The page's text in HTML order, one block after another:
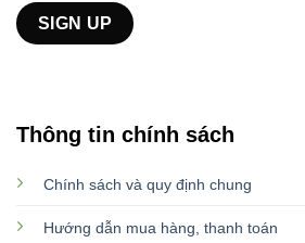
Thông tin chính sách
Chính sách và quy định chung
Hướng dẫn mua hàng, thanh toán